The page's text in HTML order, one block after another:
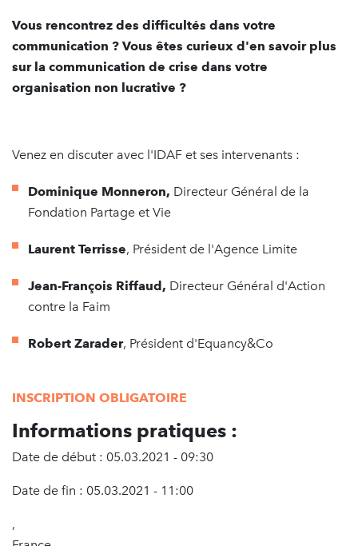
Vous rencontrez des difficultés dans votre
communication ? Vous êtes curieux d'en savoir plus
sur la communication de crise dans votre
organisation non lucrative ?
Venez en discuter avec l'IDAF et ses intervenants :
Dominique Monneron, Directeur Général de la
Fondation Partage et Vie
Laurent Terrisse, Président de l'Agence Limite
Jean-François Riffaud, Directeur Général d'Action
contre la Faim
Robert Zarader, Président d'Equancy&Co
INSCRIPTION OBLIGATOIRE
Informations pratiques :
Date de début : 05.03.2021 - 09:30
Date de fin : 05.03.2021 - 11:00
,